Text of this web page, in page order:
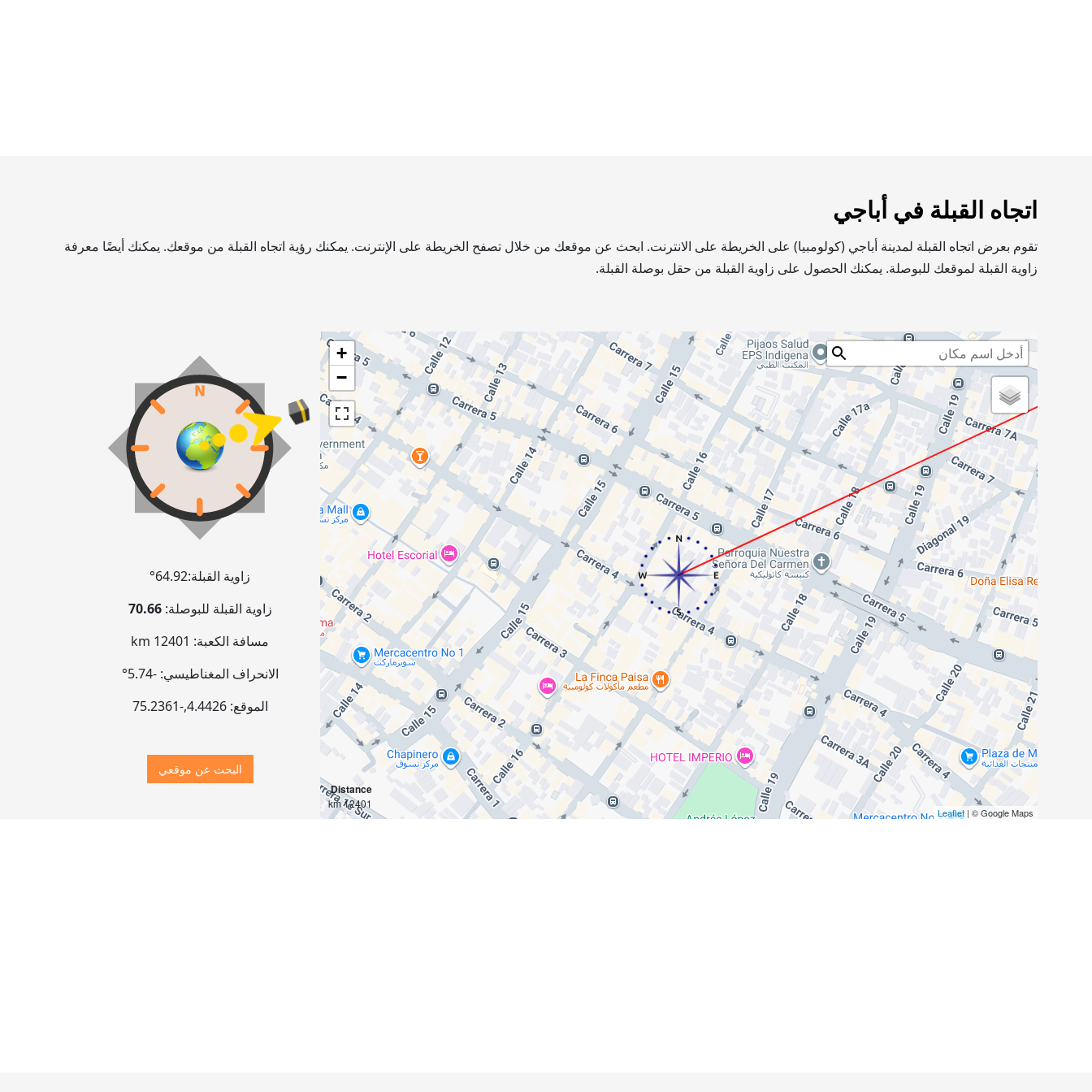
اتجاه القبلة في أباجي
تقوم بعرض اتجاه القبلة لمدينة أباجي (كولومبيا) على الخريطة على الانترنت. ابحث عن موقعك من خلال تصفح الخريطة على الإنترنت. يمكنك رؤية اتجاه القبلة من موقعك. يمكنك أيضًا معرفة
زاوية القبلة لموقعك للبوصلة. يمكنك الحصول على زاوية القبلة من حقل بوصلة القبلة.
+
−
Distance
12401 km
Leaflet| © Google Maps
زاوية القبلة:64.92°
زاوية القبلة للبوصلة:70.66
مسافة الكعبة: 12401 km
الانحراف المغناطيسي:-5.74°
الموقع:4.4426
,
-75.2361
البحث عن موقعي